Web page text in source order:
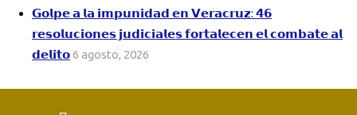
𝗚𝗼𝗹𝗽𝗲 𝗮 𝗹𝗮 𝗶𝗺𝗽𝘂𝗻𝗶𝗱𝗮𝗱 𝗲𝗻 𝗩𝗲𝗿𝗮𝗰𝗿𝘂𝘇: 𝟰𝟲
𝗿𝗲𝘀𝗼𝗹𝘂𝗰𝗶𝗼𝗻𝗲𝘀 𝗷𝘂𝗱𝗶𝗰𝗶𝗮𝗹𝗲𝘀 𝗳𝗼𝗿𝘁𝗮𝗹𝗲𝗰𝗲𝗻 𝗲𝗹 𝗰𝗼𝗺𝗯𝗮𝘁𝗲 𝗮𝗹
𝗱𝗲𝗹𝗶𝘁𝗼6 agosto, 2026